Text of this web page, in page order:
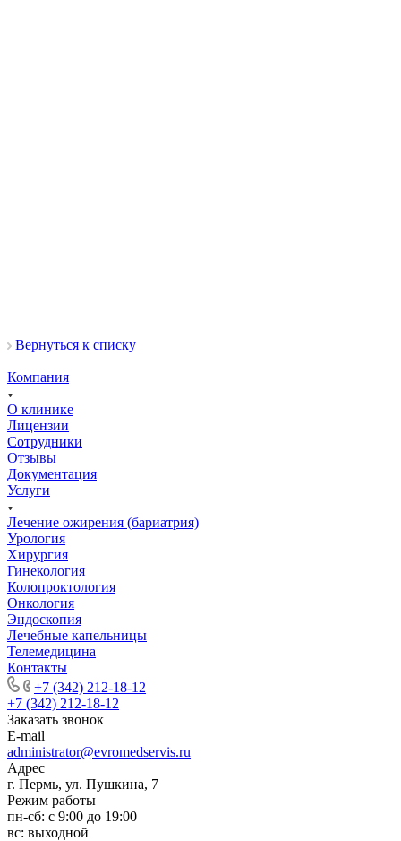
Вернуться к списку
Компания
О клинике
Лицензии
Сотрудники
Отзывы
Документация
Услуги
Лечение ожирения (бариатрия)
Урология
Хирургия
Гинекология
Колопроктология
Онкология
Эндоскопия
Лечебные капельницы
Телемедицина
Контакты
+7 (342) 212-18-12
+7 (342) 212-18-12
Заказать звонок
E-mail
administrator@evromedservis.ru
Адрес
г. Пермь, ул. Пушкина, 7
Режим работы
пн-сб: с 9:00 до 19:00
вс: выходной